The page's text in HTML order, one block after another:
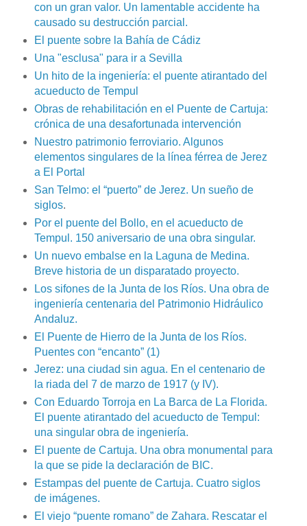
con un gran valor. Un lamentable accidente ha
causado su destrucción parcial.
El puente sobre la Bahía de Cádiz
Una "esclusa" para ir a Sevilla
Un hito de la ingeniería: el puente atirantado del
acueducto de Tempul
Obras de rehabilitación en el Puente de Cartuja:
crónica de una desafortunada intervención
Nuestro patrimonio ferroviario. Algunos
elementos singulares de la línea férrea de Jerez
a El Portal
San Telmo: el “puerto” de Jerez. Un sueño de
siglos.
Por el puente del Bollo, en el acueducto de
Tempul. 150 aniversario de una obra singular.
Un nuevo embalse en la Laguna de Medina.
Breve historia de un disparatado proyecto.
Los sifones de la Junta de los Ríos. Una obra de
ingeniería centenaria del Patrimonio Hidráulico
Andaluz.
El Puente de Hierro de la Junta de los Ríos.
Puentes con “encanto” (1)
Jerez: una ciudad sin agua. En el centenario de
la riada del 7 de marzo de 1917 (y IV).
Con Eduardo Torroja en La Barca de La Florida.
El puente atirantado del acueducto de Tempul:
una singular obra de ingeniería.
El puente de Cartuja. Una obra monumental para
la que se pide la declaración de BIC.
Estampas del puente de Cartuja. Cuatro siglos
de imágenes.
El viejo “puente romano” de Zahara. Rescatar el